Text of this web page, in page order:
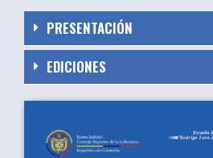
PRESENTACIÓN
EDICIONES